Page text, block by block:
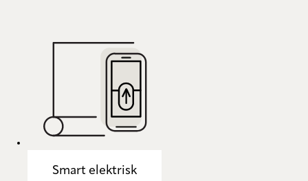
Smart elektrisk